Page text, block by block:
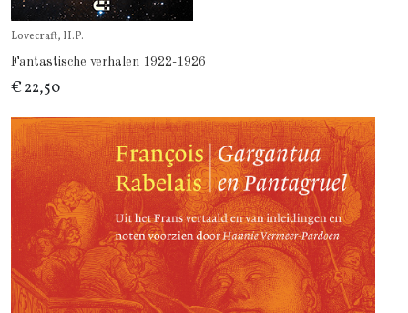
Lovecraft, H.P.
Fantastische verhalen 1922-1926
€ 22,50